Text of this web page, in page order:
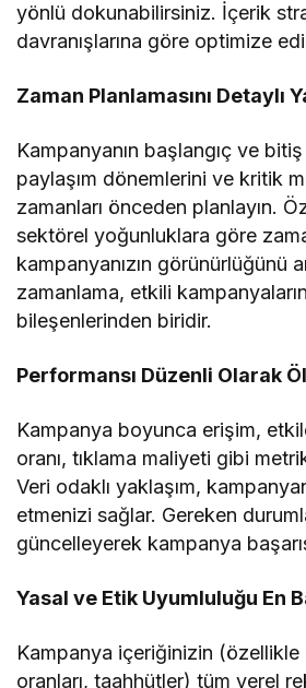
yönlü dokunabilirsiniz. İçerik
davranışlarına göre optimize
Zaman Planlamasını Detaylı
Kampanyanın başlangıç ve
paylaşım dönemlerini ve kritik
zamanları önceden planlayın.
sektörel yoğunluklara göre
kampanyanızın görünürlüğünü
zamanlama, etkili
bileşenlerinden biridir.
Performansı Düzenli Olarak
Kampanya boyunca erişim,
oranı, tıklama maliyeti gibi
Veri odaklı yaklaşım,
etmenizi sağlar. Gereken
güncelleyerek kampanya
Yasal ve Etik Uyumluluğu En
Kampanya içeriğinizin (özellikle
oranları, taahhütler) tüm yerel